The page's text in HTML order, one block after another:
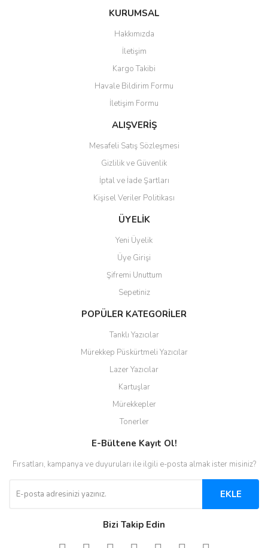
Görüş ve önerileriniz için teşekkür ederiz.
Ürün resmi kalitesiz, bozuk veya görüntülenemiyor.
Ürün açıklamasında eksik bilgiler bulunuyor.
Ürün fiyatı diğer sitelerden daha pahalı.
Gönder
KURUMSAL
Hakkımızda
İletişim
Kargo Takibi
Havale Bildirim Formu
İletişim Formu
ALIŞVERİŞ
Mesafeli Satış Sözleşmesi
Gizlilik ve Güvenlik
İptal ve İade Şartları
Kişisel Veriler Politikası
ÜYELİK
Yeni Üyelik
Üye Girişi
Şifremi Unuttum
Sepetiniz
POPÜLER KATEGORİLER
Tanklı Yazıcılar
Mürekkep Püskürtmeli Yazıcılar
Lazer Yazıcılar
Kartuşlar
Mürekkepler
Tonerler
E-Bültene Kayıt Ol!
Fırsatları, kampanya ve duyuruları ile ilgili e-posta almak ister misiniz?
EKLE
Bizi Takip Edin